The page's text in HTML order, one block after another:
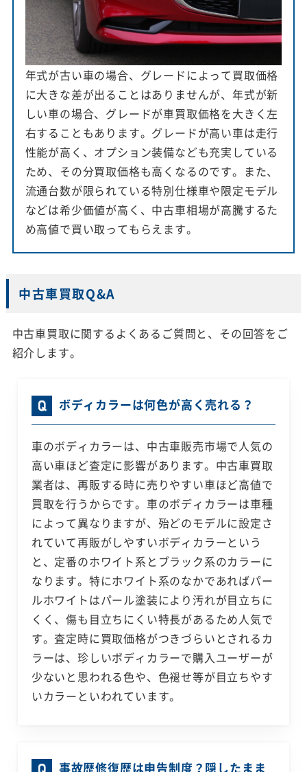
年式が古い車の場合、グレードによって買取価格
に大きな差が出ることはありませんが、年式が新
しい車の場合、グレードが車買取価格を大きく左
右することもあります。グレードが高い車は走行
性能が高く、オプション装備なども充実している
ため、その分買取価格も高くなるのです。また、
流通台数が限られている特別仕様車や限定モデル
などは希少価値が高く、中古車相場が高騰するた
め高値で買い取ってもらえます。
中古車買取Q&A
中古車買取に関するよくあるご質問と、その回答をご
紹介します。
ボディカラーは何色が高く売れる？
車のボディカラーは、中古車販売市場で人気の
高い車ほど査定に影響があります。中古車買取
業者は、再販する時に売りやすい車ほど高値で
買取を行うからです。車のボディカラーは車種
によって異なりますが、殆どのモデルに設定さ
れていて再販がしやすいボディカラーという
と、定番のホワイト系とブラック系のカラーに
なります。特にホワイト系のなかであればパー
ルホワイトはパール塗装により汚れが目立ちに
くく、傷も目立ちにくい特長があるため人気で
す。査定時に買取価格がつきづらいとされるカ
ラーは、珍しいボディカラーで購入ユーザーが
少ないと思われる色や、色褪せ等が目立ちやす
いカラーといわれています。
事故歴修復歴は申告制度？隠したまま